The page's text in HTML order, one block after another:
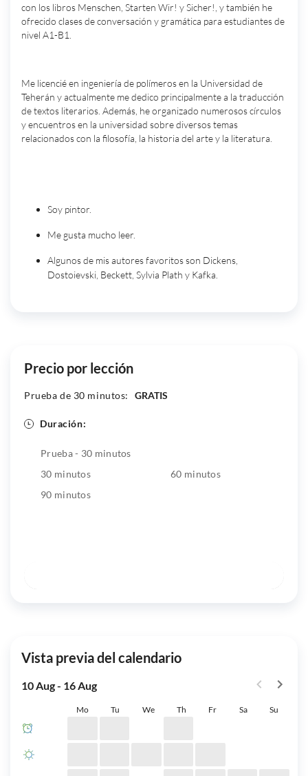
con los libros Menschen, Starten Wir! y Sicher!, y también he
ofrecido clases de conversación y gramática para estudiantes de
nivel A1-B1.
Me licencié en ingeniería de polímeros en la Universidad de
Teherán y actualmente me dedico principalmente a la traducción
de textos literarios. Además, he organizado numerosos círculos
y encuentros en la universidad sobre diversos temas
relacionados con la filosofía, la historia del arte y la literatura.
Soy pintor.
Me gusta mucho leer.
Algunos de mis autores favoritos son Dickens,
Dostoievski, Beckett, Sylvia Plath y Kafka.
Precio por lección
Prueba de 30 minutos: GRATIS
Duración:
Prueba - 30 minutos
30 minutos
60 minutos
90 minutos
Vista previa del calendario
10 Aug - 16 Aug
Mo Tu We Th Fr Sa Su